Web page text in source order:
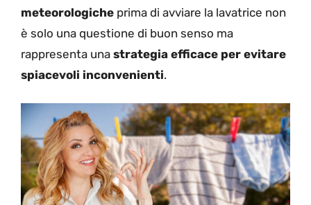
meteorologiche prima di avviare la lavatrice non
è solo una questione di buon senso ma
rappresenta una strategia efficace per evitare
spiacevoli inconvenienti.